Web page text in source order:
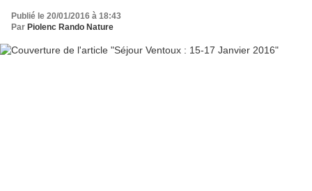
Publié le 20/01/2016 à 18:43
Par Piolenc Rando Nature